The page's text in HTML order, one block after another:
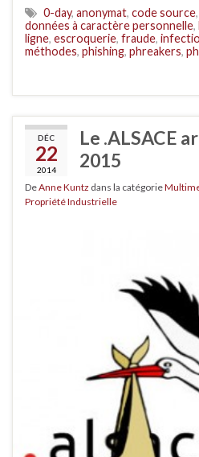
0-day, anonymat, code source,
données à caractère personnelle,
ligne, escroquerie, fraude,
méthodes, phishing, phreakers,
DÉC
22
2014
Le .ALSACE
2015
DeAnne Kuntz dans la catégorie
Propriété Industrielle